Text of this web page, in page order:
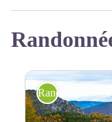
Randonnée